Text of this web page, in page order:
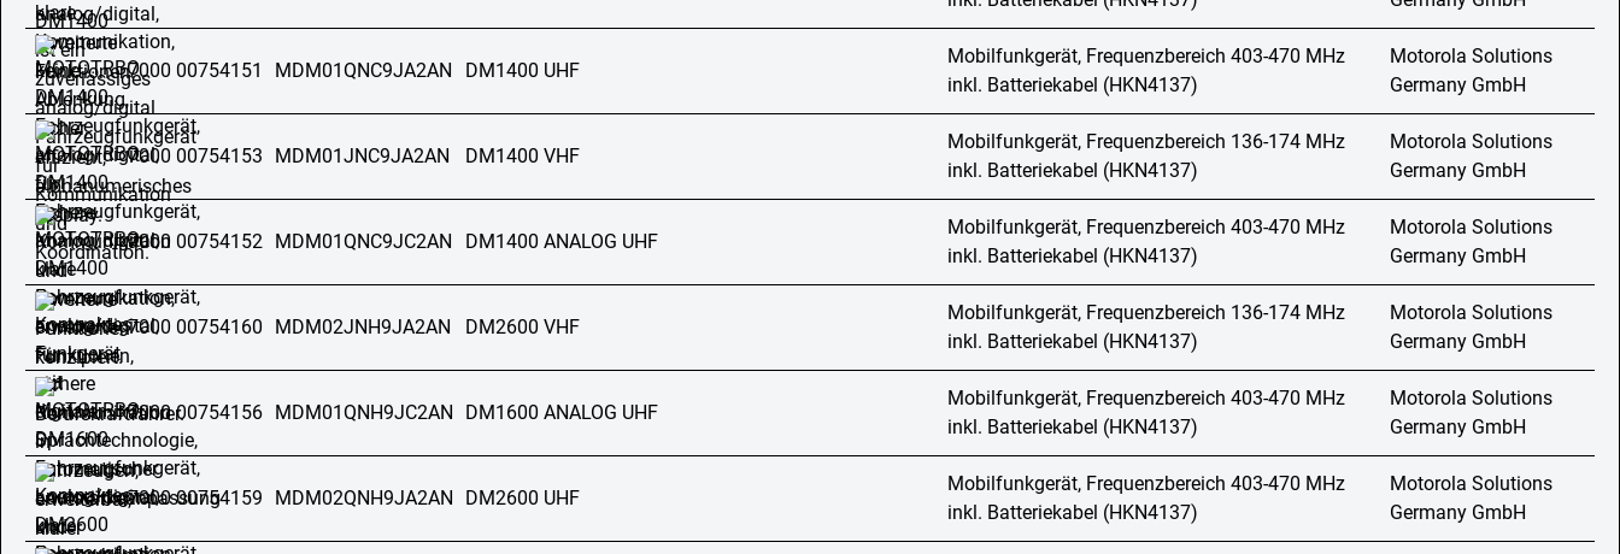
7000 00754151 MDM01QNC9JA2AN DM1400 UHF
Mobilfunkgerät, Frequenzbereich 403-470 MHz
inkl. Batteriekabel (HKN4137)
Motorola Solutions
Germany GmbH
7000 00754153 MDM01JNC9JA2AN DM1400 VHF
Mobilfunkgerät, Frequenzbereich 136-174 MHz
inkl. Batteriekabel (HKN4137)
Motorola Solutions
Germany GmbH
7000 00754152 MDM01QNC9JC2AN DM1400 ANALOG UHF
Mobilfunkgerät, Frequenzbereich 403-470 MHz
inkl. Batteriekabel (HKN4137)
Motorola Solutions
Germany GmbH
7000 00754160 MDM02JNH9JA2AN DM2600 VHF
Mobilfunkgerät, Frequenzbereich 136-174 MHz
inkl. Batteriekabel (HKN4137)
Motorola Solutions
Germany GmbH
7000 00754156 MDM01QNH9JC2AN DM1600 ANALOG UHF
Mobilfunkgerät, Frequenzbereich 403-470 MHz
inkl. Batteriekabel (HKN4137)
Motorola Solutions
Germany GmbH
7000 00754159 MDM02QNH9JA2AN DM2600 UHF
Mobilfunkgerät, Frequenzbereich 403-470 MHz
inkl. Batteriekabel (HKN4137)
Motorola Solutions
Germany GmbH